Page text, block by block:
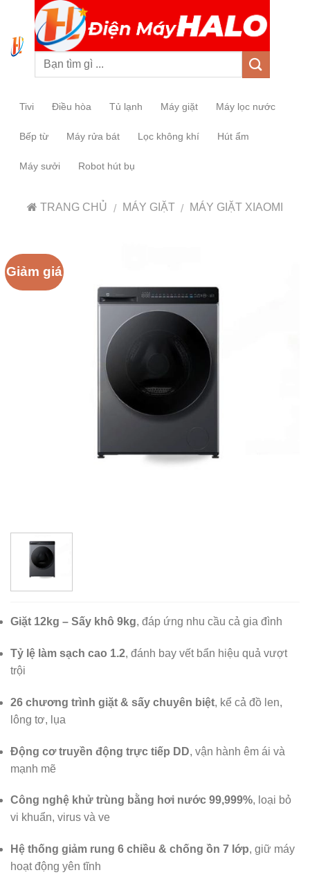
Tivi Điều hòa Tủ lạnh Máy giặt Máy lọc nước
Bếp từ Máy rửa bát Lọc không khí Hút ẩm
Máy sưởi Robot hút bụ
TRANG CHỦ / MÁY GIẶT / MÁY GIẶT XIAOMI
Giảm giá
Giặt 12kg – Sấy khô 9kg, đáp ứng nhu cầu cả gia đình
Tỷ lệ làm sạch cao 1.2, đánh bay vết bẩn hiệu quả vượt
trội
26 chương trình giặt & sấy chuyên biệt, kể cả đồ len,
lông tơ, lụa
Động cơ truyền động trực tiếp DD, vận hành êm ái và
mạnh mẽ
Công nghệ khử trùng bằng hơi nước 99,999%, loại bỏ
vi khuẩn, virus và ve
Hệ thống giảm rung 6 chiều & chống ồn 7 lớp, giữ máy
hoạt động yên tĩnh